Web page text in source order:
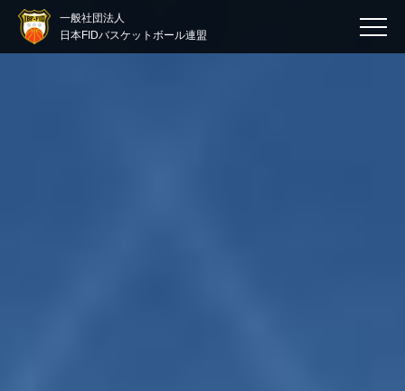
一般社団法人
日本FIDバスケットボール連盟